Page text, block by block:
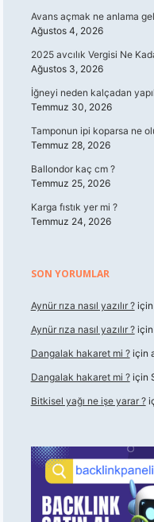
Avans açmak ne anlama
Ağustos 4, 2026
2025 avcılık Vergisi Ne
Ağustos 3, 2026
İğneyi neden kalçadan
Temmuz 30, 2026
Tamponun ipi koparsa ne
Temmuz 28, 2026
Ballondor kaç cm ?
Temmuz 25, 2026
Karga fıstık yer mi ?
Temmuz 24, 2026
SON YORUMLAR
Aynür rıza nasıl yazılır ?için
Aynür rıza nasıl yazılır ?için
Dangalak hakaret mi ?için
Dangalak hakaret mi ?için
Bitkisel yağı ne işe yarar ?